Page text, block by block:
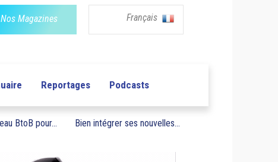
Nos Magazines Français
Reportages Podcasts
BtoB pour... Bien intégrer ses nouvelles...